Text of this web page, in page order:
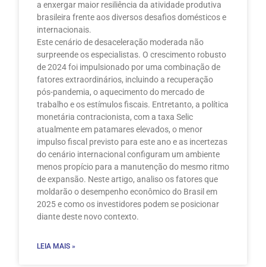
a enxergar maior resiliência da atividade produtiva
brasileira frente aos diversos desafios domésticos e
internacionais.
Este cenário de desaceleração moderada não
surpreende os especialistas. O crescimento robusto
de 2024 foi impulsionado por uma combinação de
fatores extraordinários, incluindo a recuperação
pós-pandemia, o aquecimento do mercado de
trabalho e os estímulos fiscais. Entretanto, a política
monetária contracionista, com a taxa Selic
atualmente em patamares elevados, o menor
impulso fiscal previsto para este ano e as incertezas
do cenário internacional configuram um ambiente
menos propício para a manutenção do mesmo ritmo
de expansão. Neste artigo, analiso os fatores que
moldarão o desempenho econômico do Brasil em
2025 e como os investidores podem se posicionar
diante deste novo contexto.
LEIA MAIS »